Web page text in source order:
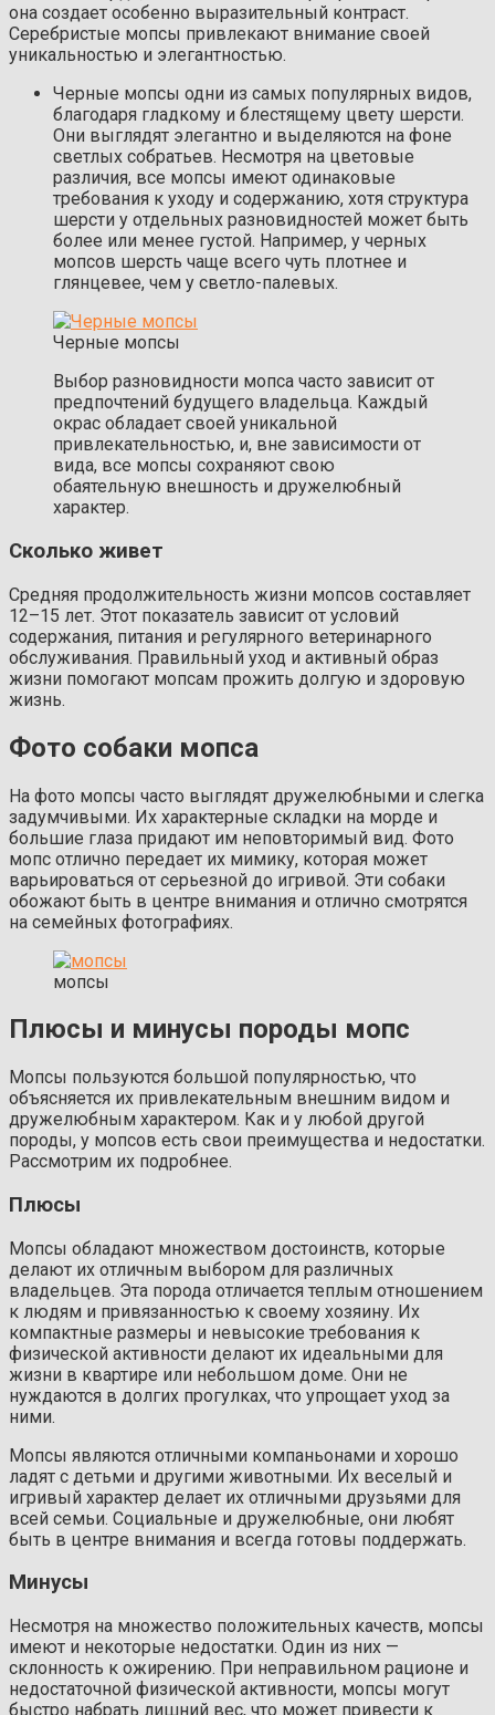
она создает особенно выразительный контраст.
Серебристые мопсы привлекают внимание своей
уникальностью и элегантностью.
Черные мопсы одни из самых популярных видов,
благодаря гладкому и блестящему цвету шерсти.
Они выглядят элегантно и выделяются на фоне
светлых собратьев. Несмотря на цветовые
различия, все мопсы имеют одинаковые
требования к уходу и содержанию, хотя структура
шерсти у отдельных разновидностей может быть
более или менее густой. Например, у черных
мопсов шерсть чаще всего чуть плотнее и
глянцевее, чем у светло-палевых.
Черные мопсы
Выбор разновидности мопса часто зависит от
предпочтений будущего владельца. Каждый
окрас обладает своей уникальной
привлекательностью, и, вне зависимости от
вида, все мопсы сохраняют свою
обаятельную внешность и дружелюбный
характер.
Сколько живет
Средняя продолжительность жизни мопсов составляет
12–15 лет. Этот показатель зависит от условий
содержания, питания и регулярного ветеринарного
обслуживания. Правильный уход и активный образ
жизни помогают мопсам прожить долгую и здоровую
жизнь.
Фото собаки мопса
На фото мопсы часто выглядят дружелюбными и слегка
задумчивыми. Их характерные складки на морде и
большие глаза придают им неповторимый вид. Фото
мопс отлично передает их мимику, которая может
варьироваться от серьезной до игривой. Эти собаки
обожают быть в центре внимания и отлично смотрятся
на семейных фотографиях.
мопсы
Плюсы и минусы породы мопс
Мопсы пользуются большой популярностью, что
объясняется их привлекательным внешним видом и
дружелюбным характером. Как и у любой другой
породы, у мопсов есть свои преимущества и недостатки.
Рассмотрим их подробнее.
Плюсы
Мопсы обладают множеством достоинств, которые
делают их отличным выбором для различных
владельцев. Эта порода отличается теплым отношением
к людям и привязанностью к своему хозяину. Их
компактные размеры и невысокие требования к
физической активности делают их идеальными для
жизни в квартире или небольшом доме. Они не
нуждаются в долгих прогулках, что упрощает уход за
ними.
Мопсы являются отличными компаньонами и хорошо
ладят с детьми и другими животными. Их веселый и
игривый характер делает их отличными друзьями для
всей семьи. Социальные и дружелюбные, они любят
быть в центре внимания и всегда готовы поддержать.
Минусы
Несмотря на множество положительных качеств, мопсы
имеют и некоторые недостатки. Один из них —
склонность к ожирению. При неправильном рационе и
недостаточной физической активности, мопсы могут
быстро набрать лишний вес, что может привести к